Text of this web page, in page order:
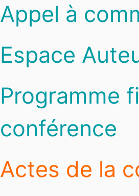
Appel à
Espace
Programme
conférence
Actes de la